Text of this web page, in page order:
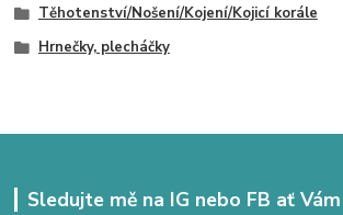
Těhotenství/Nošení/Kojení/Kojicí korále
Hrnečky, plecháčky
Sledujte mě na IG nebo FB ať